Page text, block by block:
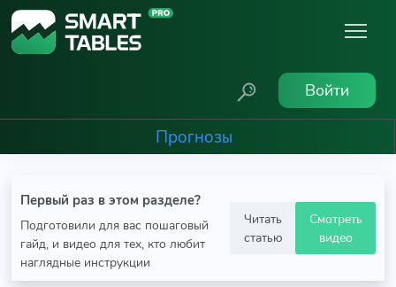
Войти
Прогнозы
Первый раз в этом разделе?
Подготовили для вас пошаговый
гайд, и видео для тех, кто любит
наглядные инструкции
Читать
статью
Смотреть
видео